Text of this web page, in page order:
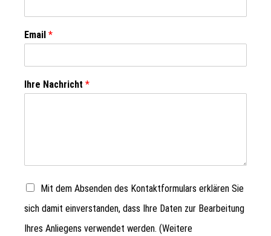
Email *
Ihre Nachricht *
Mit dem Absenden des Kontaktformulars erklären Sie
sich damit einverstanden, dass Ihre Daten zur Bearbeitung
Ihres Anliegens verwendet werden. (Weitere